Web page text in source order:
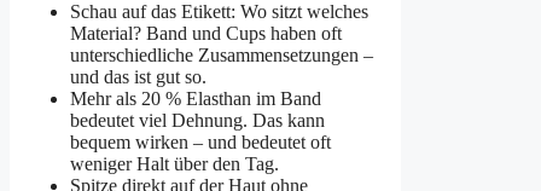
Schau auf das Etikett: Wo sitzt welches
Material? Band und Cups haben oft
unterschiedliche Zusammensetzungen –
und das ist gut so.
Mehr als 20 % Elasthan im Band
bedeutet viel Dehnung. Das kann
bequem wirken – und bedeutet oft
weniger Halt über den Tag.
Spitze direkt auf der Haut ohne